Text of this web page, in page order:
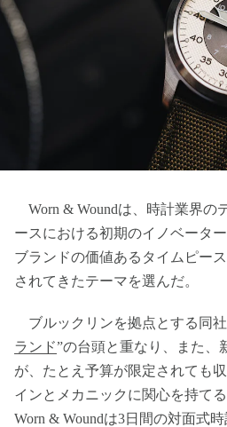
Worn & Woundは、時計業界の
ースにおける初期のイノベータ
ブランドの価値あるタイムピー
されてきたテーマを選んだ。
ブルックリンを拠点とする同
ランド”の台頭と重なり、また、
が、たとえ予算が限定されても
インとメカニックに関心を持て
Worn & Woundは3日間の対面式時